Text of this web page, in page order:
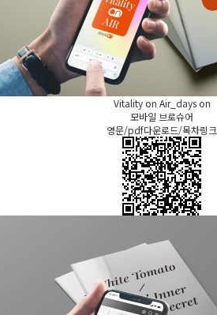
Vitality on Air_days on
모바일 브로슈어
영문/pdf다운로드/목차링크